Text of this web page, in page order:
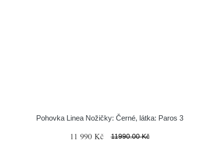
Pohovka Linea Nožičky: Černé, látka: Paros 3
11 990 Kč 11990.00 Kč